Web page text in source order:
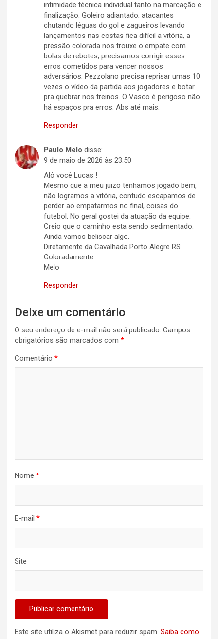
intimidade técnica individual tanto na marcação e
finalização. Goleiro adiantado, atacantes
chutando léguas do gol e zagueiros levando
lançamentos nas costas fica difícil a vitória, a
pressão colorada nos trouxe o empate com
bolas de rebotes, precisamos corrigir esses
erros cometidos para vencer nossos
adversários. Pezzolano precisa reprisar umas 10
vezes o vídeo da partida aos jogadores e botar
pra quebrar nos treinos. O Vasco é perigoso não
há espaços pra erros. Abs até mais.
Responder
Paulo Melo disse:
9 de maio de 2026 às 23:50
Alô você Lucas !
Mesmo que a meu juizo tenhamos jogado bem,
não logramos a vitória, contudo escapamos de
perder ao empatarmos no final, coisas do
futebol. No geral gostei da atuação da equipe.
Creio que o caminho esta sendo sedimentado.
Ainda vamos beliscar algo.
Diretamente da Cavalhada Porto Alegre RS
Coloradamente
Melo
Responder
Deixe um comentário
O seu endereço de e-mail não será publicado. Campos
obrigatórios são marcados com *
Comentário *
Nome *
E-mail *
Site
Este site utiliza o Akismet para reduzir spam. Saiba como